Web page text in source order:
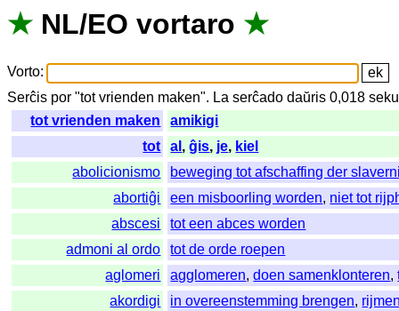
★ NL/EO vortaro ★
Vorto:
Serĉis por "tot vrienden maken". La serĉado daŭris 0,018
tot vrienden maken
amikigi
tot
al ,ĝis, je, kiel
abolicionismo
beweging tot afschaffing der
abortiĝi
een misboorling worden, niet tot
abscesi
tot een abces worden
admoni al ordo
tot de orde roepen
aglomeri
agglomeren,doen samenklonteren,
akordigi
in overeenstemming brengen,